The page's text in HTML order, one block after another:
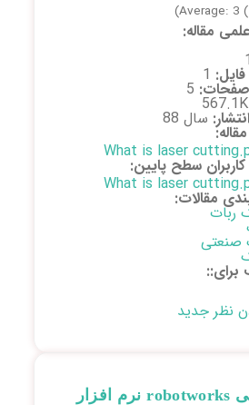
Average: 3
مقاله:
1
5
سال 88
What is laser
سطح پایین:
What is laser
مقالات:
صنعتی
نظر جدید
معرفی robotworks نرم افزار